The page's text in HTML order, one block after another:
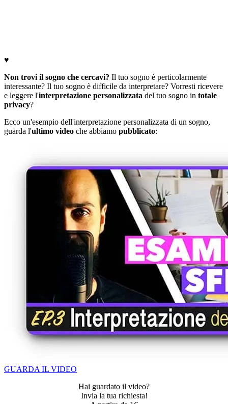
♥
Non trovi il sogno che cercavi? Il tuo sogno è perticolarmente
interessante? Il tuo sogno è difficile da interpretare? Vorresti ricevere
e leggere l'interpretazione personalizzata del tuo sogno in totale
privacy?
Ecco un'esempio dell'interpretazione personalizzata di un sogno,
guarda l'ultimo video che abbiamo pubblicato:
GUARDA IL VIDEO
Hai guardato il video?
Invia la tua richiesta!